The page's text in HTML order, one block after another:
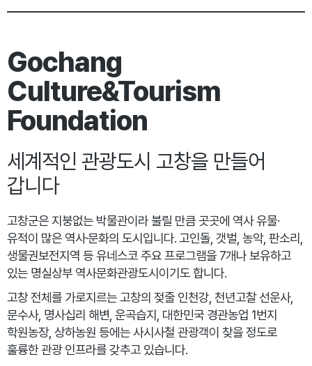
Gochang
Culture&Tourism
Foundation
세계적인 관광도시 고창을 만들어
갑니다
고창군은 지붕없는 박물관이라 불릴 만큼 곳곳에 역사 유물·
유적이 많은 역사·문화의 도시입니다. 고인돌, 갯벌, 농악, 판소리,
생물권보전지역 등 유네스코 주요 프로그램을 7개나 보유하고
있는 명실상부 역사문화관광도시이기도 합니다.
고창 전체를 가로지르는 고창의 젖줄 인천강, 천년고찰 선운사,
문수사, 명사십리 해변, 운곡습지, 대한민국 경관농업 1번지
학원농장, 상하농원 등에는 사시사철 관광객이 찾을 정도로
훌륭한 관광 인프라를 갖추고 있습니다.